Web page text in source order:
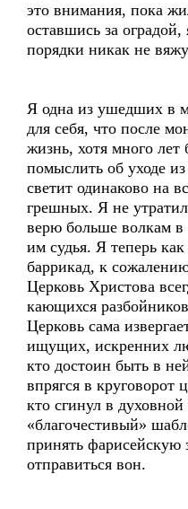
это внимания, пока
оставшись за
порядки никак не
Я одна из ушедших в
для себя, что после
жизнь, хотя много лет
помыслить об уходе
светит одинаково на
грешных. Я не
верю больше волкам
им судья. Я теперь
баррикад, к
Церковь Христова
кающихся
Церковь сама
ищущих, искренних
кто достоин быть в
впрягся в круговорот
кто сгинул в
«благочестивый»
принять фарисейскую
отправиться вон.